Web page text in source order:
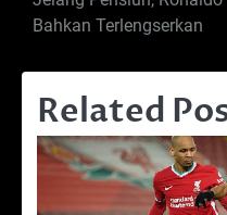
navigation
Bahkan Terlengserkan
Related